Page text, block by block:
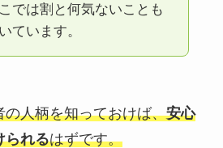
では割と何気ないことも
ています。
人柄を知っておけば、安心
られるはずです。